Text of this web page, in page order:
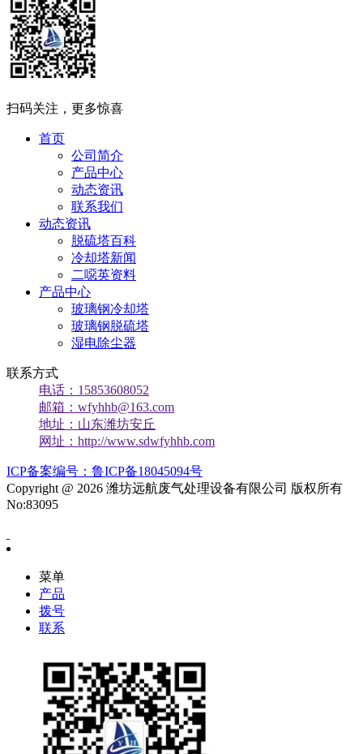
扫码关注，更多惊喜
首页
公司简介
产品中心
动态资讯
联系我们
动态资讯
脱硫塔百科
冷却塔新闻
二噁英资料
产品中心
玻璃钢冷却塔
玻璃钢脱硫塔
湿电除尘器
联系方式
电话：15853608052
邮箱：wfyhhb@163.com
地址：山东潍坊安丘
网址：http://www.sdwfyhhb.com
ICP备案编号：鲁ICP备18045094号
Copyright @ 2026 潍坊远航废气处理设备有限公司 版权所有
No:83095
菜单
产品
拨号
联系